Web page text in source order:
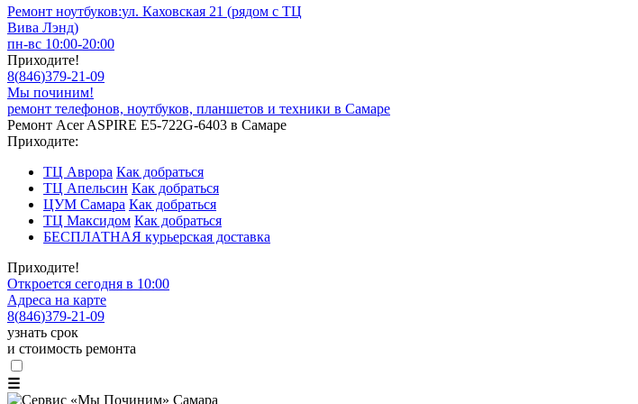
Ремонт ноутбуков:ул. Каховская 21 (рядом с ТЦ
Вива Лэнд)
пн-вс 10:00-20:00
Приходите!
8(846)379-21-09
Мы починим!
ремонт телефонов, ноутбуков, планшетов и техники в Самаре
Ремонт Acer ASPIRE E5-722G-6403 в Самаре
Приходите:
ТЦ Аврора Как добраться
ТЦ Апельсин Как добраться
ЦУМ Самара Как добраться
ТЦ Максидом Как добраться
БЕСПЛАТНАЯ курьерская доставка
Приходите!
Откроется сегодня в 10:00
Адреса на карте
8(846)379-21-09
узнать срок
и стоимость ремонта
☰